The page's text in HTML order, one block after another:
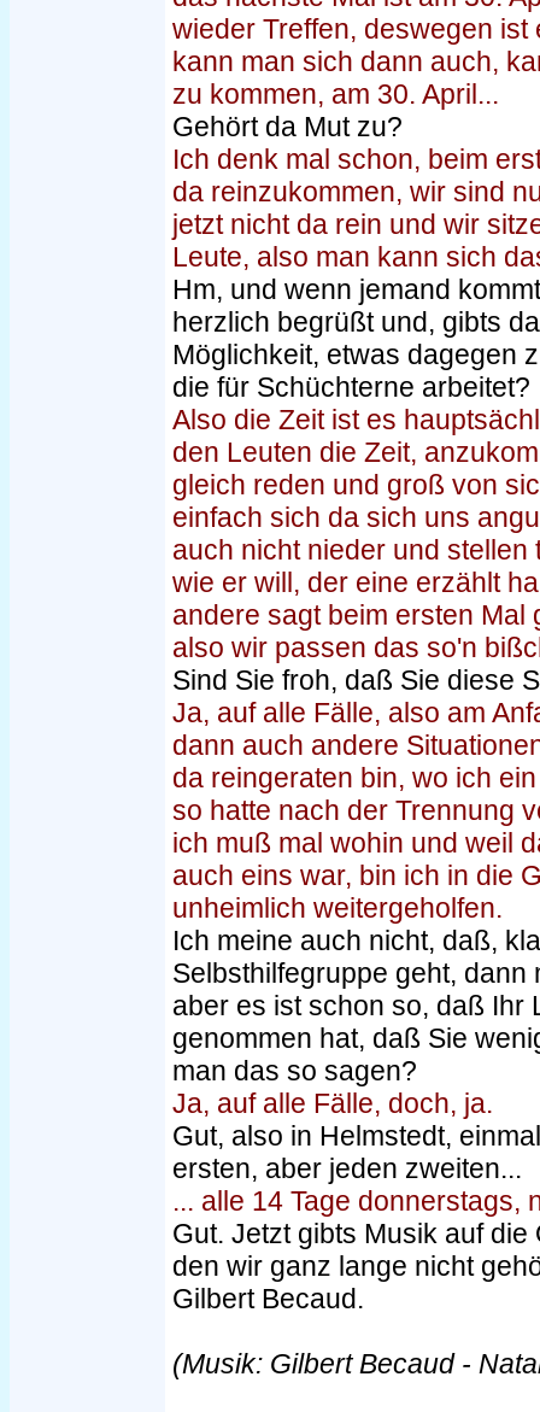
wieder Treffen, deswegen
kann man sich dann auch,
zu kommen, am 30. April...
Gehört da Mut zu?
Ich denk mal schon, beim
da reinzukommen, wir sind
jetzt nicht da rein und wir
Leute, also man kann sich
Hm, und wenn jemand
herzlich begrüßt und, gibts
Möglichkeit, etwas dagegen
die für Schüchterne arbeitet?
Also die Zeit ist es
den Leuten die Zeit,
gleich reden und groß von
einfach sich da sich uns
auch nicht nieder und
wie er will, der eine erzählt
andere sagt beim ersten Mal
also wir passen das so'n
Sind Sie froh, daß Sie diese
Ja, auf alle Fälle, also am
dann auch andere
da reingeraten bin, wo ich
so hatte nach der Trennung
ich muß mal wohin und weil
auch eins war, bin ich in die
unheimlich weitergeholfen.
Ich meine auch nicht, daß,
Selbsthilfegruppe geht,
aber es ist schon so, daß Ihr
genommen hat, daß Sie
man das so sagen?
Ja, auf alle Fälle, doch, ja.
Gut, also in Helmstedt,
ersten, aber jeden zweiten...
... alle 14 Tage donnerstags,
Gut. Jetzt gibts Musik auf
den wir ganz lange nicht
Gilbert Becaud.
(Musik: Gilbert Becaud -